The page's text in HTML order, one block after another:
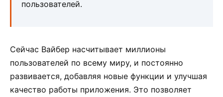
пользователей.
Сейчас Вайбер насчитывает миллионы
пользователей по всему миру, и постоянно
развивается, добавляя новые функции и улучшая
качество работы приложения. Это позволяет